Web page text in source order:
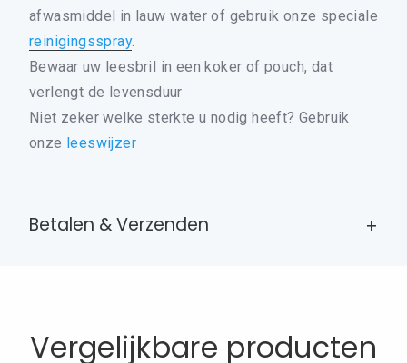
BRIL ACCESSOIRES
CONTACT
MIJN ACCOUNT
afwasmiddel in lauw water of gebruik onze speciale
reinigingsspray.
Bewaar uw leesbril in een koker of pouch, dat
verlengt de levensduur
Niet zeker welke sterkte u nodig heeft? Gebruik
onze leeswijzer
Betalen & Verzenden
Vergelijkbare producten